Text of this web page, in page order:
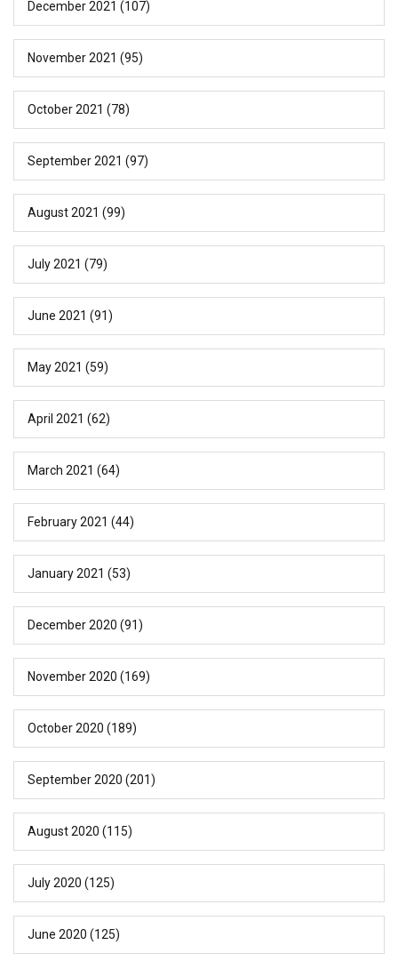
December 2021 (107)
November 2021 (95)
October 2021 (78)
September 2021 (97)
August 2021 (99)
July 2021 (79)
June 2021 (91)
May 2021 (59)
April 2021 (62)
March 2021 (64)
February 2021 (44)
January 2021 (53)
December 2020 (91)
November 2020 (169)
October 2020 (189)
September 2020 (201)
August 2020 (115)
July 2020 (125)
June 2020 (125)